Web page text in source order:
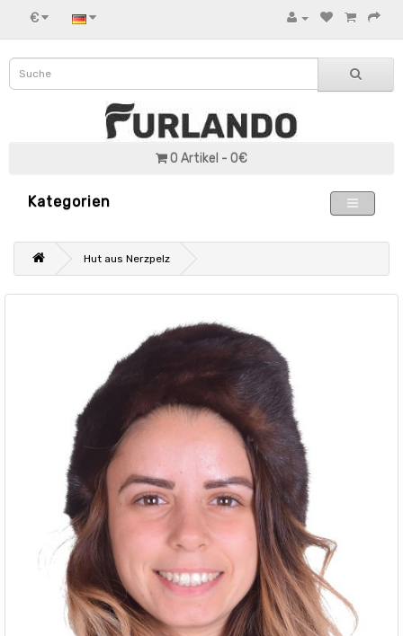
€
0 Artikel - 0€
Kategorien
Hut aus Nerzpelz